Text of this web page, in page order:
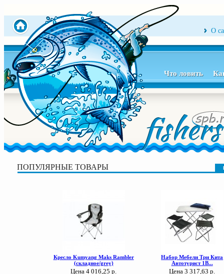
О
Что ловить
ПОПУЛЯРНЫЕ ТОВАРЫ